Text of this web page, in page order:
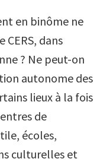
en binôme ne
dans
? Ne peut-on
autonome des
lieux à la fois
de
écoles,
culturelles et